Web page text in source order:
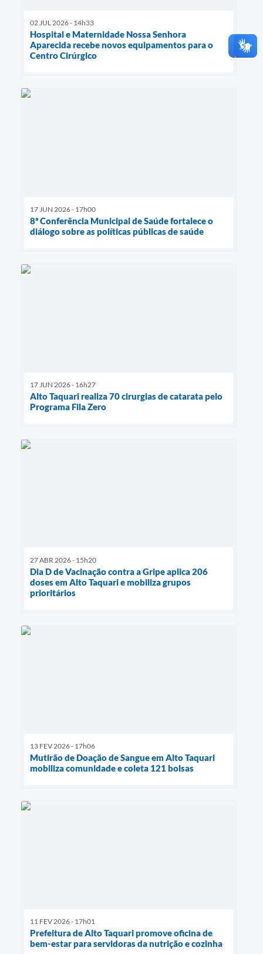
02 JUL 2026 - 14h33
Hospital e Maternidade Nossa Senhora
Aparecida recebe novos equipamentos para o
Centro Cirúrgico
17 JUN 2026 - 17h00
8ª Conferência Municipal de Saúde fortalece o
diálogo sobre as políticas públicas de saúde
17 JUN 2026 - 16h27
Alto Taquari realiza 70 cirurgias de catarata pelo
Programa Fila Zero
27 ABR 2026 - 15h20
Dia D de Vacinação contra a Gripe aplica 206
doses em Alto Taquari e mobiliza grupos
prioritários
13 FEV 2026 - 17h06
Mutirão de Doação de Sangue em Alto Taquari
mobiliza comunidade e coleta 121 bolsas
11 FEV 2026 - 17h01
Prefeitura de Alto Taquari promove oficina de
bem-estar para servidoras da nutrição e cozinha